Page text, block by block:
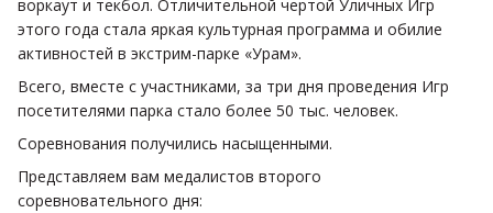
воркаут и текбол. Отличительной чертой Уличных Игр
этого года стала яркая культурная программа и обилие
активностей в экстрим-парке «Урам».
Всего, вместе с участниками, за три дня проведения Игр
посетителями парка стало более 50 тыс. человек.
Соревнования получились насыщенными.
Представляем вам медалистов второго
соревновательного дня: